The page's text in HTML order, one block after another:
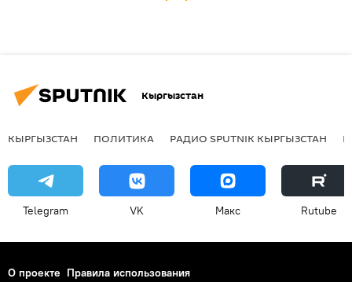
Кыргызстан
КЫРГЫЗСТАН ПОЛИТИКА РАДИО SPUTNIK КЫРГЫЗСТАН
Telegram VK Макс Rutube
О проекте Правила использования